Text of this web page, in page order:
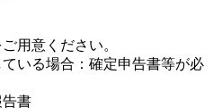
用意ください。
いる場合：確定申告書等が必
書